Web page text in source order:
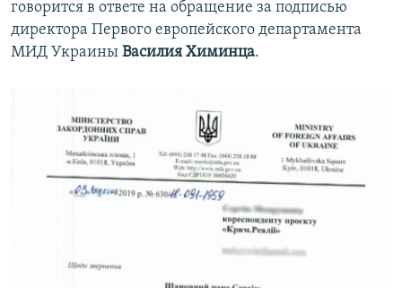
говорится в ответе на обращение за подписью
директора Первого европейского департамента
МИД Украины Василия Химинца.